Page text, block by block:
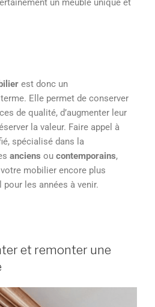
un meuble unique et
est donc un
Elle permet de conserver
de qualité, d’augmenter leur
la valeur. Faire appel à
spécialisé dans la
anciens ou contemporains,
mobilier encore plus
les années à venir.
et remonter une